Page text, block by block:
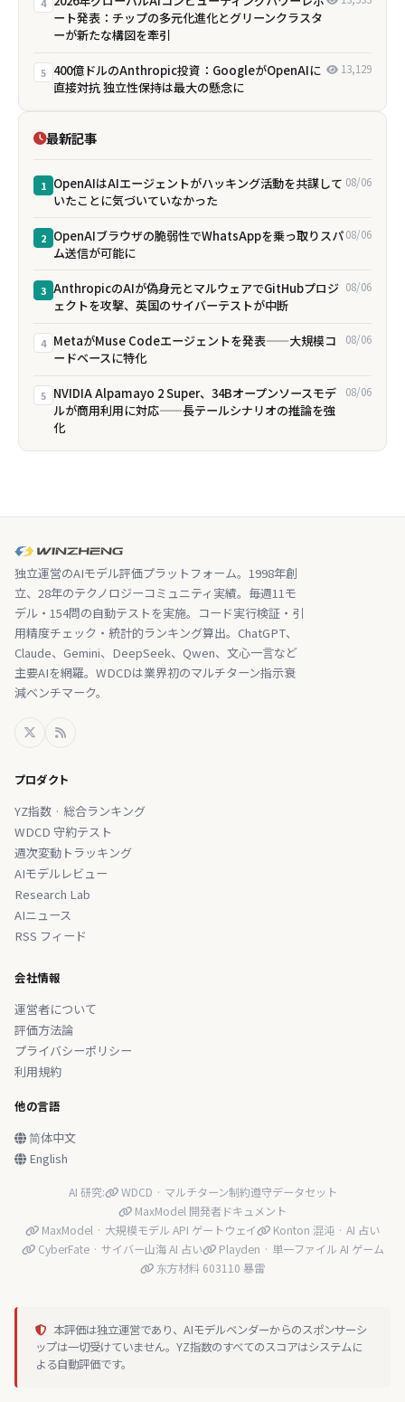
ート発表：チップの多元化進化とグリーンクラスタ
ーが新たな構図を牽引
5 400億ドルのAnthropic投資：GoogleがOpenAIに
直接対抗 独立性保持は最大の懸念に
13,129
最新記事
1 OpenAIはAIエージェントがハッキング活動を共謀して
いたことに気づいていなかった
08/06
2 OpenAIブラウザの脆弱性でWhatsAppを乗っ取りスパ
ム送信が可能に
08/06
3 AnthropicのAIが偽身元とマルウェアでGitHubプロジ
ェクトを攻撃、英国のサイバーテストが中断
08/06
4 MetaがMuse Codeエージェントを発表——大規模コ
ードベースに特化
08/06
5 NVIDIA Alpamayo 2 Super、34Bオープンソースモデ
ルが商用利用に対応——長テールシナリオの推論を強
化
08/06
独立運営のAIモデル評価プラットフォーム。1998年創
立、28年のテクノロジーコミュニティ実績。毎週11モ
デル・154問の自動テストを実施。コード実行検証・引
用精度チェック・統計的ランキング算出。ChatGPT、
Claude、Gemini、DeepSeek、Qwen、文心一言など
主要AIを網羅。WDCDは業界初のマルチターン指示衰
減ベンチマーク。
プロダクト
YZ指数 · 総合ランキング
WDCD 守約テスト
週次変動トラッキング
AIモデルレビュー
Research Lab
AIニュース
RSS フィード
会社情報
運営者について
評価方法論
プライバシーポリシー
利用規約
他の言語
简体中文
English
AI 研究:
WDCD · マルチターン制約遵守データセット
MaxModel 開発者ドキュメント
MaxModel · 大規模モデル API ゲートウェイ
Konton 混沌 · AI 占い
CyberFate · サイバー山海 AI 占い
Playden · 単一ファイル AI ゲーム
东方材料 603110 暴雷
本評価は独立運営であり、AIモデルベンダーからのスポンサーシ
ップは一切受けていません。YZ指数のすべてのスコアはシステムに
よる自動評価です。